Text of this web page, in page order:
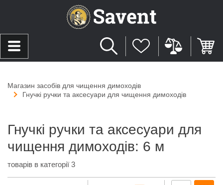
Магазин засобів для чищення димоходів
Гнучкі ручки та аксесуари для чищення димоходів
Гнучкі ручки та аксесуари для
чищення димоходів: 6 м
товарів в категорії 3